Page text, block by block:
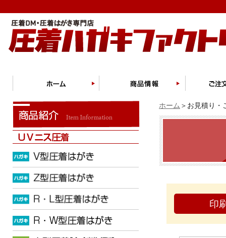
ホーム ＞お見積り・
印